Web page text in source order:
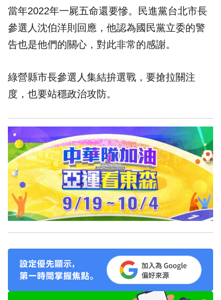
當年2022年一屍五命還要慘。民進黨台北市長
參選人沈伯洋則回應，他認為國民黨立委的警
告也是他們的關心，對此非常的感謝。
綠營縣市長參選人集結拚選戰，要搶拉關注
度，也要站穩政治攻防。